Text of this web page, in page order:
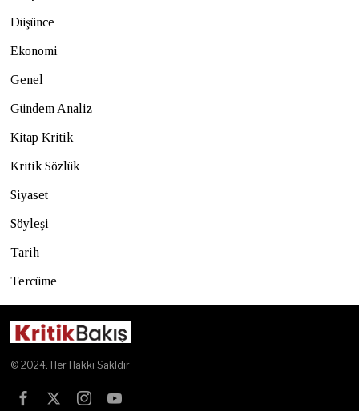
Düşünce
Ekonomi
Genel
Gündem Analiz
Kitap Kritik
Kritik Sözlük
Siyaset
Söyleşi
Tarih
Tercüme
© 2024. Her Hakkı Sakldır